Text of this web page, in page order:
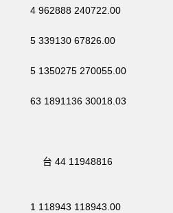
240722.00
67826.00
270055.00
30018.03
台 44 11948816
118943.00